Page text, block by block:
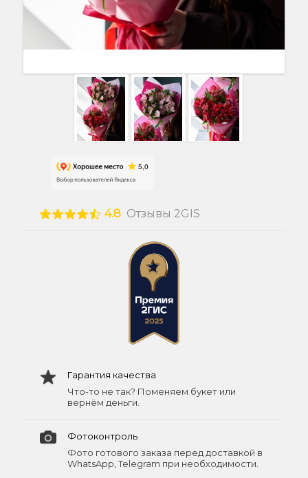
4.8 Отзывы 2GIS
Гарантия качества
Что-то не так? Поменяем букет или
вернём деньги.
Фотоконтроль
Фото готового заказа перед доставкой в
WhatsApp, Telegram при необходимости.